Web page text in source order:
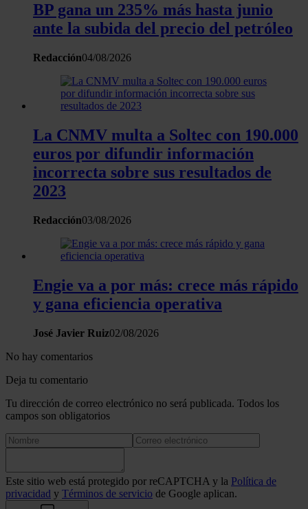
BP gana un 235% más hasta junio
ante la subida del precio del petróleo
Redacción04/08/2026
La CNMV multa a Soltec con 190.000
euros por difundir información
incorrecta sobre sus resultados de
2023
Redacción03/08/2026
Engie va a por más: crece más rápido
y gana eficiencia operativa
José Javier Ruiz02/08/2026
No hay comentarios
Deja tu comentario
Tu dirección de correo electrónico no será publicada. Todos los
campos son obligatorios
Este sitio web está protegido por reCAPTCHA y la Política de
privacidad y Términos de servicio de Google aplican.